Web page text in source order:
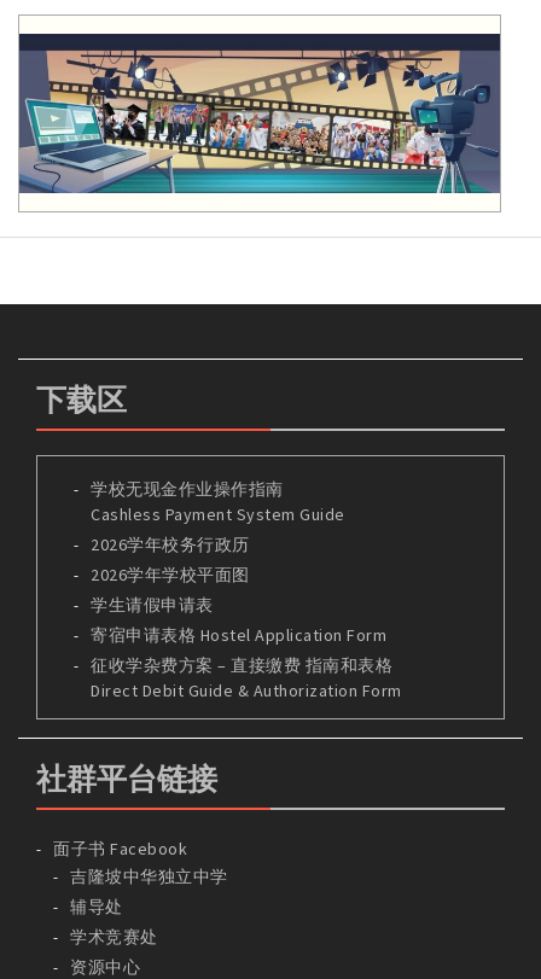
下载区
学校无现金作业操作指南
Cashless Payment System Guide
2026学年校务行政历
2026学年学校平面图
学生请假申请表
寄宿申请表格 Hostel Application Form
征收学杂费方案 – 直接缴费 指南和表格
Direct Debit Guide & Authorization Form
社群平台链接
面子书 Facebook
吉隆坡中华独立中学
辅导处
学术竞赛处
资源中心